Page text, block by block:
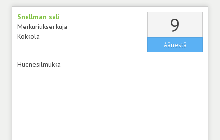
Snellman sali
Merkuriuksenkuja
Kokkola
9
Äänestä
Huonesilmukka